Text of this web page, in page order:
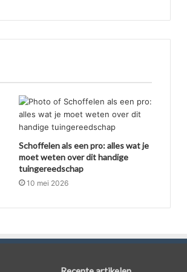
Schoffelen als een pro: alles wat je
moet weten over dit handige
tuingereedschap
10 mei 2026